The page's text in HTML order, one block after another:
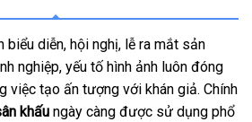
biểu diễn, hội nghị, lễ ra mắt sản
nghiệp, yếu tố hình ảnh luôn đóng
việc tạo ấn tượng với khán giả. Chính
khấu ngày càng được sử dụng phổ